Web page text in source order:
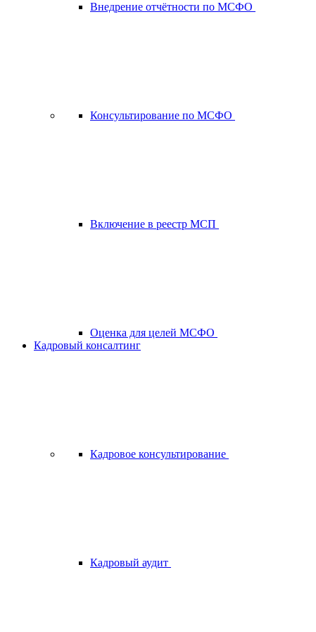
Внедрение отчётности по МСФО
Консультирование по МСФО
Включение в реестр МСП
Оценка для целей МСФО
Кадровый консалтинг
Кадровое консультирование
Кадровый аудит